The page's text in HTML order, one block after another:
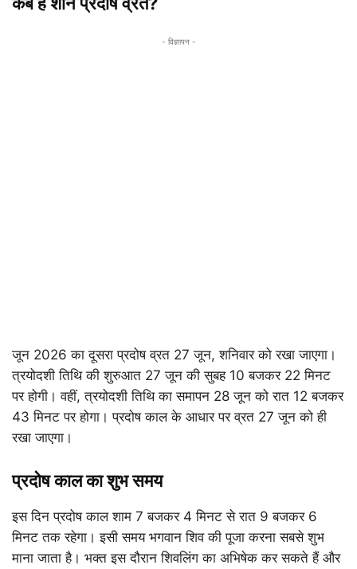
- विज्ञापन -
जून 2026 का दूसरा प्रदोष व्रत 27 जून, शनिवार को रखा जाएगा।
त्रयोदशी तिथि की शुरुआत 27 जून की सुबह 10 बजकर 22 मिनट
पर होगी। वहीं, त्रयोदशी तिथि का समापन 28 जून को रात 12 बजकर
43 मिनट पर होगा। प्रदोष काल के आधार पर व्रत 27 जून को ही
रखा जाएगा।
प्रदोष काल का शुभ समय
इस दिन प्रदोष काल शाम 7 बजकर 4 मिनट से रात 9 बजकर 6
मिनट तक रहेगा। इसी समय भगवान शिव की पूजा करना सबसे शुभ
माना जाता है। भक्त इस दौरान शिवलिंग का अभिषेक कर सकते हैं और